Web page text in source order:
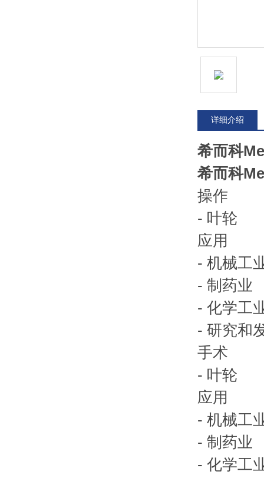
详细介绍
希而科
希而科
操作
- 叶轮
应用
- 机械工
- 制药业
- 化学工
- 研究和
手术
- 叶轮
应用
- 机械工
- 制药业
- 化学工